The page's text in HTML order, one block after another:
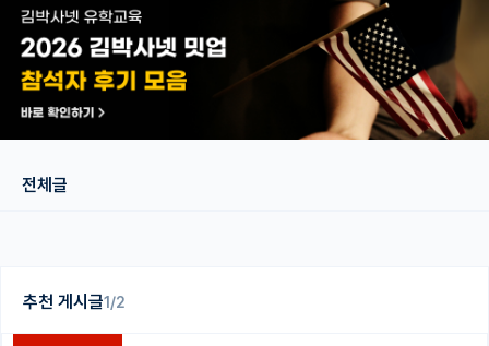
이벤트
반도체 아카데미
재팬라운지 🌸
추천 게시글1/2
전체글